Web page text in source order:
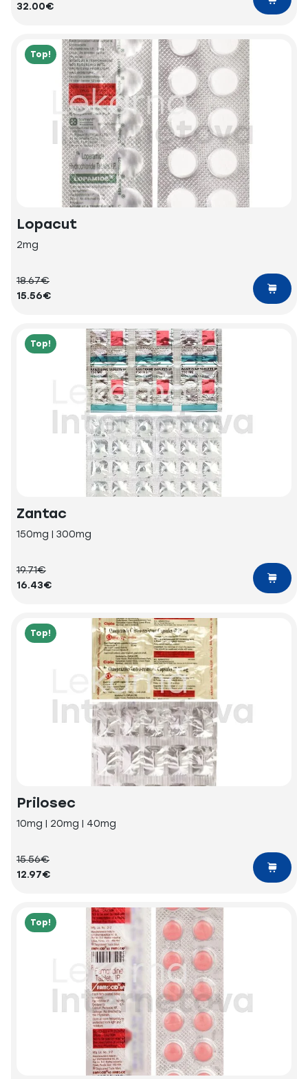
32.00€
Top!
Lopacut
2mg
18.67€
15.56€
Top!
Zantac
150mg | 300mg
19.71€
16.43€
Top!
Prilosec
10mg | 20mg | 40mg
15.56€
12.97€
Top!